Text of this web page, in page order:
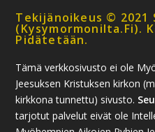
Tekijänoikeus © 2021
(kysymormonilta.fi).
Pidätetään.
Tämä verkkosivusto ei ole
Jeesuksen Kristuksen kirkon
kirkkona tunnettu) sivusto.
tarjotut palvelut eivät ole